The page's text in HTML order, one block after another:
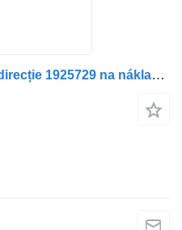
Hadica Țeavă de ulei servodirecție 1925729 na nákladného auta Scania – Cod